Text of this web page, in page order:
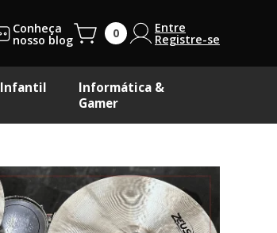
Conheça
nosso blog
Entre
Registre-se
Infantil
Informática &
Gamer